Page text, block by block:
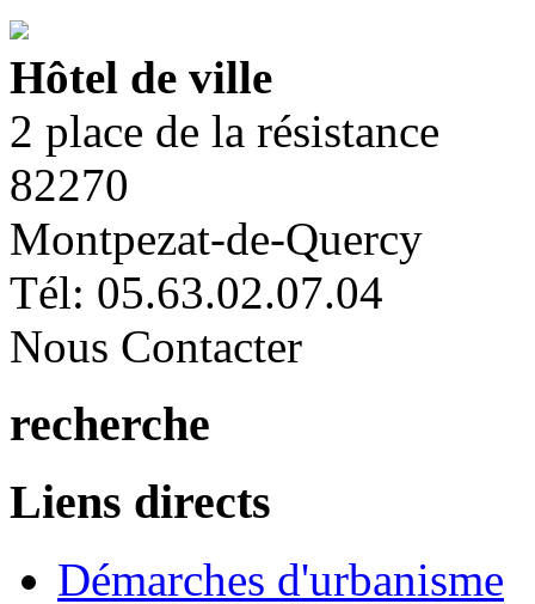
Hôtel de ville
2 place de la résistance
82270
Montpezat-de-Quercy
Tél: 05.63.02.07.04
Nous Contacter
recherche
Liens directs
Démarches d'urbanisme